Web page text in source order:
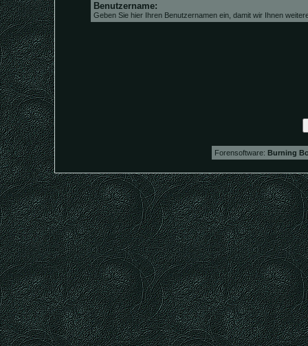
Benutzername:
Geben Sie hier Ihren Benutzernamen ein, damit wir Ihnen
Forensoftware: Burning